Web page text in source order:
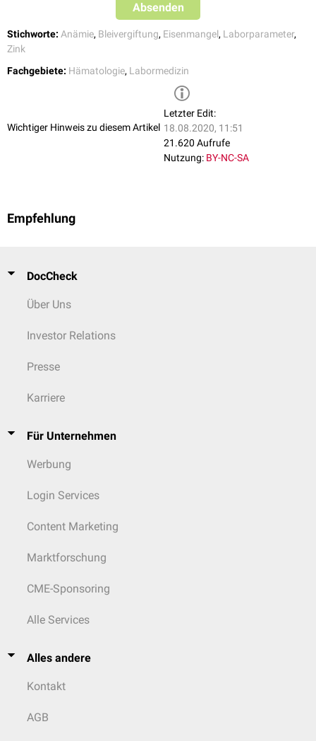
Absenden
Stichworte: Anämie, Bleivergiftung, Eisenmangel, Laborparameter,
Zink
Fachgebiete: Hämatologie, Labormedizin
Wichtiger Hinweis zu diesem Artikel
Letzter Edit:
18.08.2020, 11:51
21.620 Aufrufe
Nutzung: BY-NC-SA
Empfehlung
DocCheck
Über Uns
Investor Relations
Presse
Karriere
Für Unternehmen
Werbung
Login Services
Content Marketing
Marktforschung
CME-Sponsoring
Alle Services
Alles andere
Kontakt
AGB